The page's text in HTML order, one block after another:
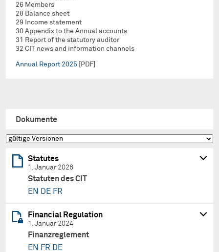
26 Members
28 Balance sheet
29 Income statement
30 Appendix to the Annual accounts
31 Report of the statutory auditor
32 CIT news and information channels
Annual Report 2025 [PDF]
Dokumente
Statutes
1. Januar 2026
Statuten des CIT
EN
DE FR
Financial Regulation
1. Januar 2024
Finanzreglement
EN
FR DE